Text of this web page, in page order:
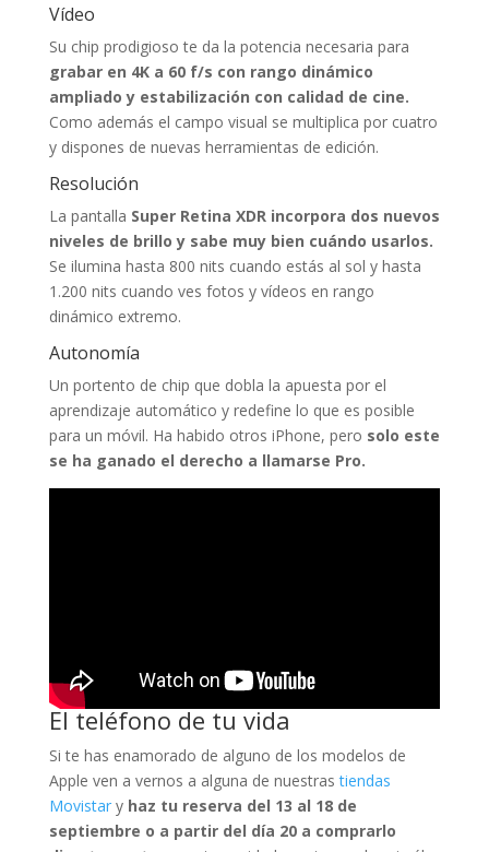
Vídeo
Su chip prodigioso te da la potencia necesaria para
grabar en 4K a 60 f/s con rango dinámico
ampliado y estabili­zación con calidad de cine.
Como además el campo visual se multiplica por cuatro
y dispones de nuevas herramientas de edición.
Resolución
La pantalla Super Retina XDR incorpora dos nuevos
niveles de brillo y sabe muy bien cuándo usarlos.
Se ilumina hasta 800 nits cuando estás al sol y hasta
1.200 nits cuando ves fotos y vídeos en rango
dinámico extremo.
Autonomía
Un portento de chip que dobla la apuesta por el
aprendizaje automático y redefine lo que es posible
para un móvil. Ha habido otros iPhone, pero solo este
se ha ganado el derecho a llamarse Pro.
El teléfono de tu vida
Si te has enamorado de alguno de los modelos de
Apple ven a vernos a alguna de nuestrastiendas
Movistary haz tu reserva del 13 al 18 de
septiembre o a partir del día 20 a comprarlo